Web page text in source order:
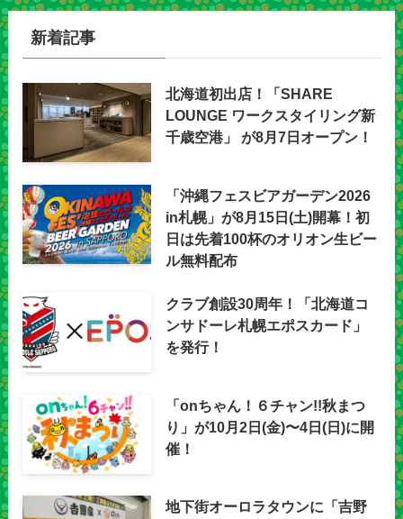
新着記事
北海道初出店！「SHARE
LOUNGE ワークスタイリング新
千歳空港」 が8月7日オープン！
「沖縄フェスビアガーデン2026
in札幌」が8月15日(土)開幕！初
日は先着100杯のオリオン生ビー
ル無料配布
クラブ創設30周年！「北海道コ
ンサドーレ札幌エポスカード」
を発行！
「onちゃん！６チャン!!秋まつ
り」が10月2日(金)〜4日(日)に開
催！
地下街オーロラタウンに「吉野